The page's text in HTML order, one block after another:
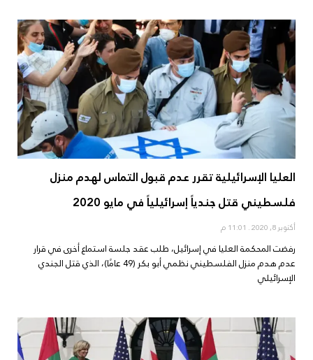
العليا الإسرائيلية تقرر عدم قبول التماس لهدم منزل
فلسطيني قتل جندياً إسرائيلياً في مايو 2020
أكتوبر 8, 2020
رفضت المحكمة العليا في إسرائيل، طلب عقد جلسة استماع أخرى في قرار
عدم هدم منزل الفلسطيني نظمي أبو بكر (49 عامًا)، الذي قتل الجندي
الإسرائيلي